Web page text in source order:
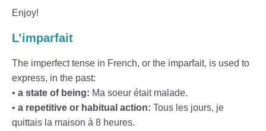
Enjoy!
L’imparfait
The imperfect tense in French, or the imparfait, is used to
express, in the past:
• a state of being: Ma soeur était malade.
• a repetitive or habitual action: Tous les jours, je
quittais la maison à 8 heures.